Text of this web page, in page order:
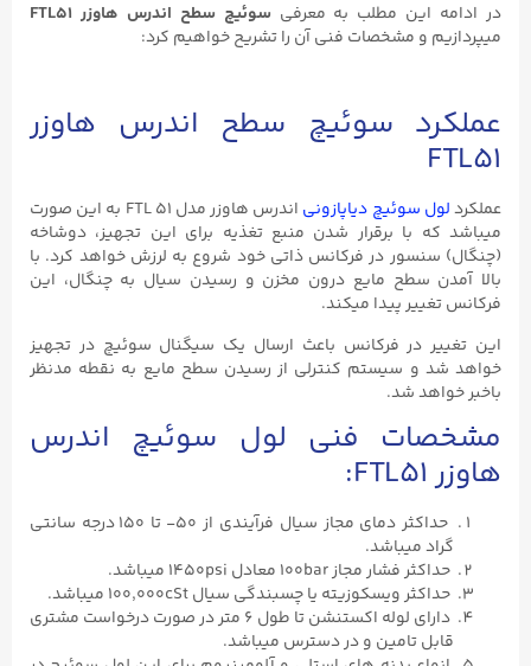
در ادامه این مطلب به معرفی سوئیچ سطح اندرس هاوزر FTL51
میپردازیم و مشخصات فنی آن را تشریح خواهیم کرد:
عملکرد سوئیچ سطح اندرس هاوزر
FTL51
عملکردلول سوئیچ دیاپازونی
اندرس هاوزر مدل FTL ۵۱ به این صورت
میباشد که با برقرار شدن منبع تغذیه برای این تجهیز، دوشاخه
(چنگال) سنسور در فرکانس ذاتی خود شروع به لرزش خواهد کرد. با
بالا آمدن سطح مایع درون مخزن و رسیدن سیال به چنگال، این
فرکانس تغییر پیدا میکند.
این تغییر در فرکانس باعث ارسال یک سیگنال سوئیچ در تجهیز
خواهد شد و سیستم کنترلی از رسیدن سطح مایع به نقطه مدنظر
باخبر خواهد شد.
مشخصات فنی لول سوئیچ اندرس
هاوزر FTL51:
حداکثر دمای مجاز سیال فرآیندی از ۵۰- تا ۱۵۰ درجه سانتی
گراد میباشد.
حداکثر فشار مجاز 100bar معادل 1450psi میباشد.
حداکثر ویسکوزیته یا چسبندگی سیال ۱۰۰,000cSt میباشد.
دارای لوله اکستنشن تا طول ۶ متر در صورت درخواست مشتری
قابل تامین و در دسترس میباشد.